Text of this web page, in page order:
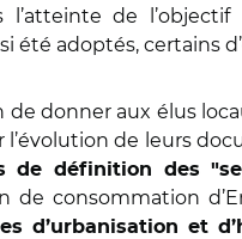
l’atteinte de
été adoptés, certains
de donner aux élus
de leurs
de définition des
consommation
d’urbanisation et